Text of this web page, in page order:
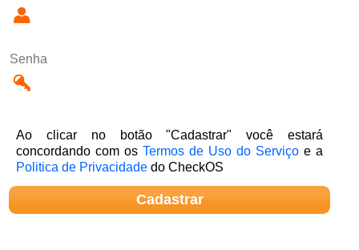
Senha
Ao clicar no botão "Cadastrar" você estará
concordando com osTermos de Uso do Serviço e a
Politica de Privacidade do CheckOS